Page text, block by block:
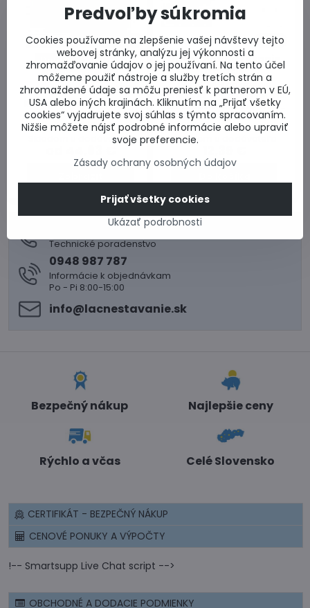
25%
Doprava zdarma
Dodanie 7 dní
Isover T-N λ = 0,039
Kročajová izolácia ISOVER.
Rôzne hrúbky. Cena za
balenie.
Skladom u dodávateľa
5%
Isover nôž na rezanie
izolácie
Nôž ISOVER na rezanie
minerálnej vlny a polystyrénu.
Dĺžka obojstranného ostria
280 mm, hrúbka 1,5 mm.
Skladom u dodávateľa
0917 969 003
Technické poradenstvo
0948 987 787
Informácie k objednávkam
Po - Pi 8:00-15:00
info​@lacnestavanie​.sk
Bezpečný nákup Najlepšie ceny
Rýchlo a včas Celé Slovensko
CERTIFIKÁT - BEZPEČNÝ NÁKUP
CENOVÉ PONUKY A VÝPOČTY
!-- Smartsupp Live Chat script -->
OBCHODNÉ A DODACIE PODMIENKY
Predvoľby súkromia
Cookies používame na zlepšenie vašej návštevy tejto
webovej stránky, analýzu jej výkonnosti a
zhromažďovanie údajov o jej používaní. Na tento účel
môžeme použiť nástroje a služby tretích strán a
zhromaždené údaje sa môžu preniesť k partnerom v EÚ,
USA alebo iných krajinách. Kliknutím na „Prijať všetky
cookies“ vyjadrujete svoj súhlas s týmto spracovaním.
Nižšie môžete nájsť podrobné informácie alebo upraviť
svoje preferencie.
Zásady ochrany osobných údajov
Ukázať podrobnosti
Prijať všetky cookies